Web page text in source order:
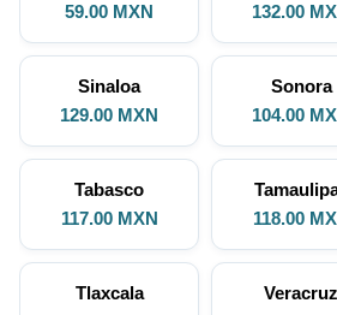
59.00 MXN
132.00
Sinaloa
129.00 MXN
Sonora
104.00
Tabasco
117.00 MXN
118.00
Tlaxcala
Veracruz